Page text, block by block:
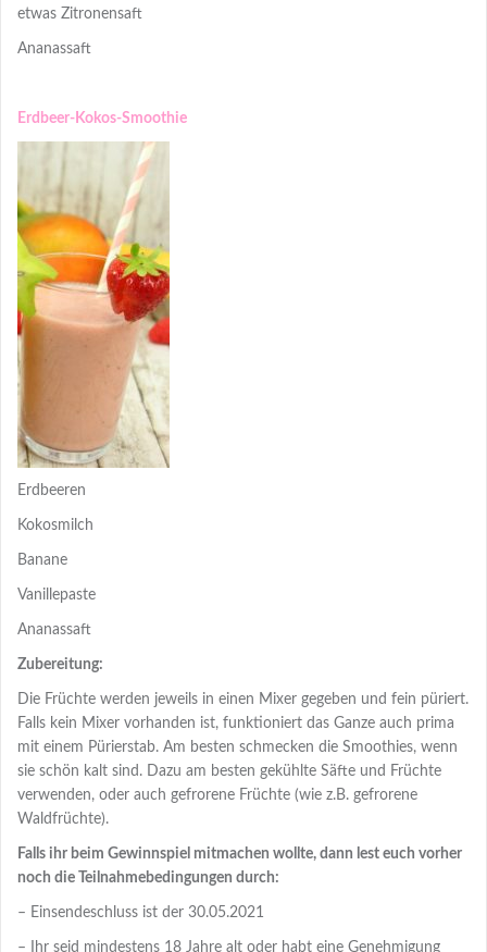
etwas Zitronensaft
Ananassaft
Erdbeer-Kokos-Smoothie
Erdbeeren
Kokosmilch
Banane
Vanillepaste
Ananassaft
Zubereitung:
Die Früchte werden jeweils in einen Mixer gegeben und fein püriert.
Falls kein Mixer vorhanden ist, funktioniert das Ganze auch prima
mit einem Pürierstab. Am besten schmecken die Smoothies, wenn
sie schön kalt sind. Dazu am besten gekühlte Säfte und Früchte
verwenden, oder auch gefrorene Früchte (wie z.B. gefrorene
Waldfrüchte).
Falls ihr beim Gewinnspiel mitmachen wollte, dann lest euch vorher
noch die Teilnahmebedingungen durch:
– Einsendeschluss ist der 30.05.2021
– Ihr seid mindestens 18 Jahre alt oder habt eine Genehmigung